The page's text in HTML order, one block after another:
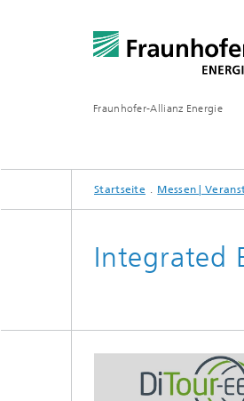
Fraunhofer-Allianz Energie
GESCHÄFTSFELDER
MESSEN |
PRESSE | MEDIEN
Startseite Messen |
Integrated